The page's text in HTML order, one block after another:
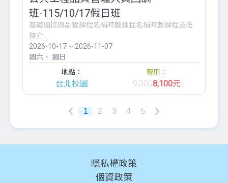
班-115/10/17假日班
基礎開挖與品管課程名稱時數課程名稱時數課程及班
務介...
2026-10-17 ~ 2026-11-07
週六
週日
地點：
台北校園
費用：
9,0008,100元
1 2 3 4 5
隱私權政策
個資政策